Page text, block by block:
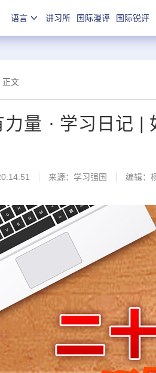
语言 讲习所 国际漫评 国际锐评
正文
力量 · 学习日记 |
来源： 学习强国 编辑：